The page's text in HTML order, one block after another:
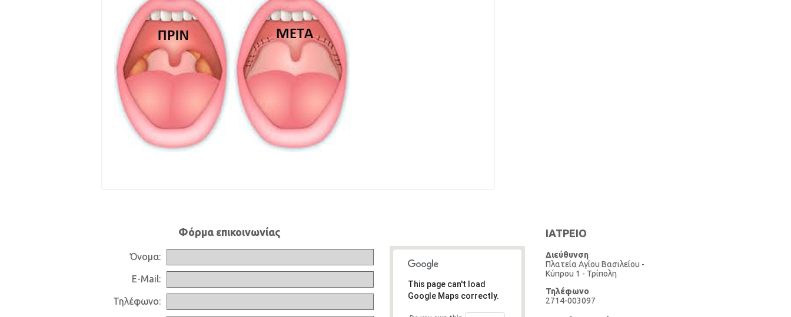
Φόρμα επικοινωνίας
Όνομα:
E-Mail:
Τηλέφωνο:
This page can't load
Google Maps correctly.
ΙΑΤΡΕΙΟ
Διεύθυνση
Πλατεία Αγίου Βασιλείου -
Κύπρου 1 - Τρίπολη
Τηλέφωνo
2714-003097